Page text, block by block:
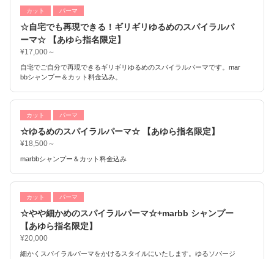
カット パーマ
☆自宅でも再現できる！ギリギリゆるめのスパイラルパ
ーマ☆ 【あゆら指名限定】
¥17,000～
自宅でご自分で再現できるギリギリゆるめのスパイラルパーマです。mar
bbシャンプー＆カット料金込み。
カット パーマ
☆ゆるめのスパイラルパーマ☆ 【あゆら指名限定】
¥18,500～
marbbシャンプー＆カット料金込み
カット パーマ
☆やや細かめのスパイラルパーマ☆+marbb シャンプー
【あゆら指名限定】
¥20,000
細かくスパイラルパーマをかけるスタイルにいたします。ゆるソバージ